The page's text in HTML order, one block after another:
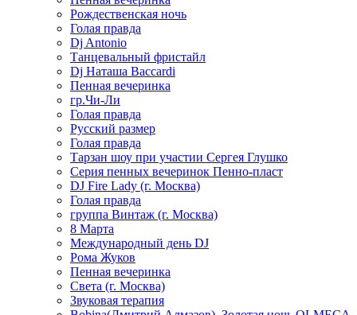
Рождественская ночь
Голая правда
Dj Antonio
Танцевальный фристайл
Dj Наташа Baccardi
Пенная вечеринка
гр.Чи-Ли
Голая правда
Русский размер
Голая правда
Тарзан шоу при участии Сергея Глушко
Серия пенных вечеринок Пенно-пласт
DJ Fire Lady (г. Москва)
Голая правда
группа Винтаж (г. Москва)
8 Марта
Международный день DJ
Рома Жуков
Пенная вечеринка
Света (г. Москва)
Звуковая терапия